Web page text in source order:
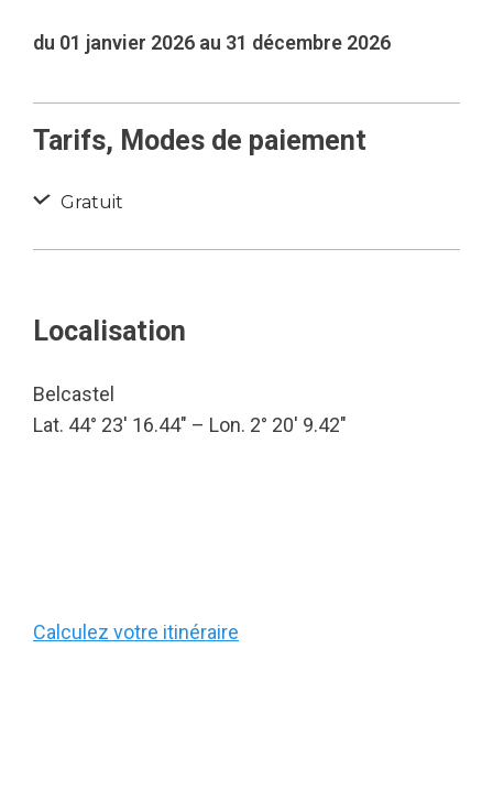
du 01 janvier 2026 au 31 décembre 2026
Tarifs, Modes de paiement
Gratuit
Localisation
Belcastel
Lat. 44° 23′ 16.44″ – Lon. 2° 20′ 9.42″
Calculez votre itinéraire